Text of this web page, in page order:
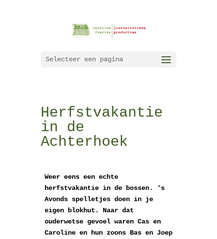
Selecteer een pagina
Herfstvakantie
in de
Achterhoek
Weer eens een echte
herfstvakantie in de bossen. ‘s
Avonds spelletjes doen in je
eigen blokhut. Naar dat
ouderwetse gevoel waren Cas en
Caroline en hun zoons Bas en Joep